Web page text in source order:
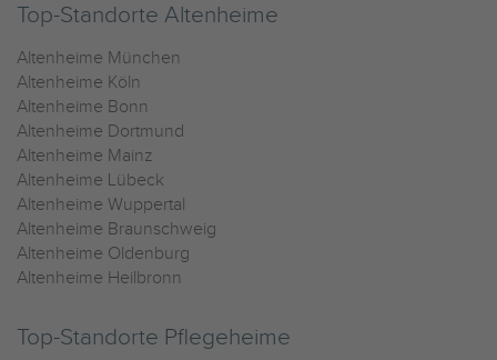
Top-Standorte Altenheime
Altenheime München
Altenheime Köln
Altenheime Bonn
Altenheime Dortmund
Altenheime Mainz
Altenheime Lübeck
Altenheime Wuppertal
Altenheime Braunschweig
Altenheime Oldenburg
Altenheime Heilbronn
Top-Standorte Pflegeheime